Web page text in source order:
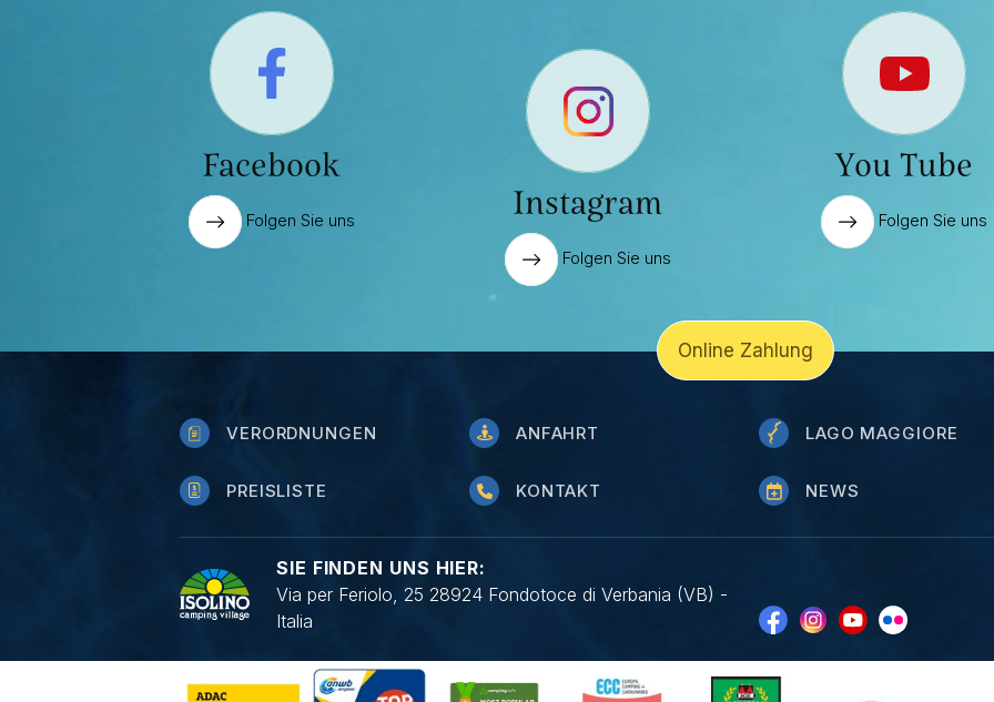
Facebook
Folgen Sie uns Instagram
Folgen Sie uns
You Tube
Folgen Sie uns
VERORDNUNGEN ANFAHRT LAGO MAGGIORE
PREISLISTE KONTAKT NEWS
SIE FINDEN UNS HIER:
Via per Feriolo, 25 28924 Fondotoce di Verbania (VB) -
Italia
Online Zahlung